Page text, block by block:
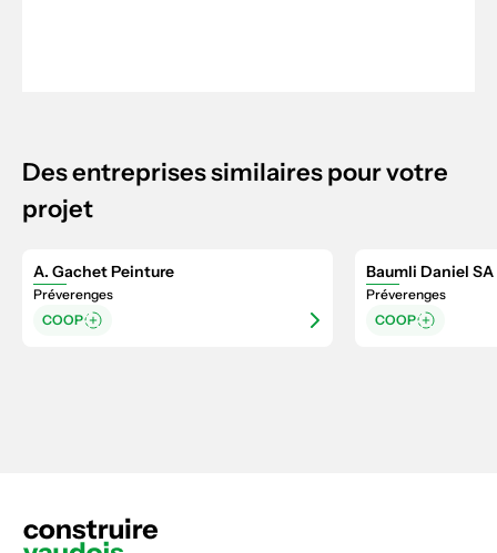
Des entreprises similaires pour votre
projet
A. Gachet Peinture
Préverenges
COOP
Baumli Daniel SA
Préverenges
COOP